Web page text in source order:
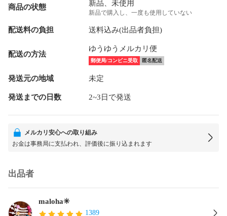
商品の状態 新品、未使用
新品で購入し、一度も使用していない
配送料の負担 送料込み(出品者負担)
配送の方法
ゆうゆうメルカリ便
郵便局/コンビニ受取 匿名配送
発送元の地域 未定
発送までの日数 2~3日で発送
メルカリ安心への取り組み
お金は事務局に支払われ、評価後に振り込まれます
出品者
maloha✳︎
1389